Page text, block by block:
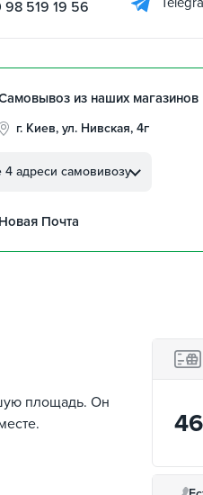
98 519 19 56
из наших магазинов
г. Киев, ул. Нивская, 4г
Автолюбителей, 8а
26
адреси самовивозу
Новая Почта
площадь. Он